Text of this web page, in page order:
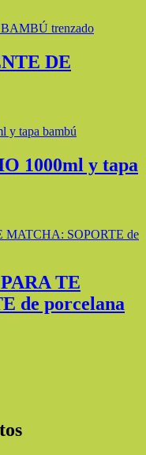
DE
1000ml y tapa
TE
de porcelana